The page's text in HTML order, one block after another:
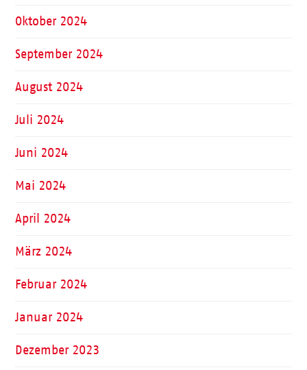
Oktober 2024
September 2024
August 2024
Juli 2024
Juni 2024
Mai 2024
April 2024
März 2024
Februar 2024
Januar 2024
Dezember 2023